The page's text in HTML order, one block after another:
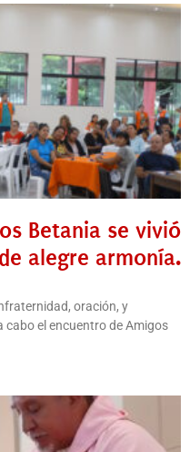
Betania se vivió
alegre armonía.
oración, y
cabo el encuentro de Amigos